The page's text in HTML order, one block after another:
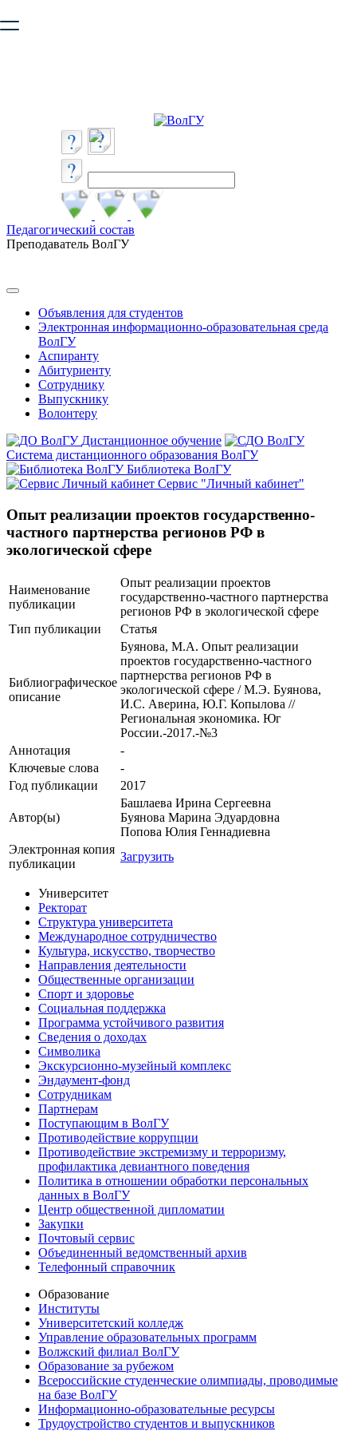
безопасную работу с сайтом. Пожалуйста
Педагогический состав
Преподаватель ВолГУ
Объявления для студентов
Электронная информационно-образовательная среда
ВолГУ
Аспиранту
Абитуриенту
Сотруднику
Выпускнику
Волонтеру
Дистанционное обучение
Система дистанционного образования ВолГУ
Библиотека ВолГУ
Сервис "Личный кабинет"
Опыт реализации проектов государственно-
частного партнерства регионов РФ в
экологической сфере
Наименование
публикации
Опыт реализации проектов
государственно-частного партнерства
регионов РФ в экологической сфере
Тип публикации
Статья
Библиографическое
описание
Буянова, М.А. Опыт реализации
проектов государственно-частного
партнерства регионов РФ в
экологической сфере / М.Э. Буянова,
И.С. Аверина, Ю.Г. Копылова //
Региональная экономика. Юг
России.-2017.-№3
Аннотация
-
Ключевые cлова
-
Год публикации
2017
Автор(ы)
Башлаева Ирина Сергеевна
Буянова Марина Эдуардовна
Попова Юлия Геннадиевна
Электронная копия
публикации
Загрузить
Университет
Ректорат
Структура университета
Международное сотрудничество
Культура, искусство, творчество
Направления деятельности
Общественные организации
Спорт и здоровье
Социальная поддержка
Программа устойчивого развития
Сведения о доходах
Символика
Экскурсионно-музейный комплекс
Эндаумент-фонд
Сотрудникам
Партнерам
Поступающим в ВолГУ
Противодействие коррупции
Противодействие экстремизму и терроризму,
профилактика девиантного поведения
Политика в отношении обработки персональных
данных в ВолГУ
Центр общественной дипломатии
Закупки
Почтовый сервис
Объединенный ведомственный архив
Телефонный справочник
Образование
Институты
Университетский колледж
Управление образовательных программ
Волжский филиал ВолГУ
Образование за рубежом
Всероссийские студенческие олимпиады, проводимые
на базе ВолГУ
Информационно-образовательные ресурсы
Трудоустройство студентов и выпускников